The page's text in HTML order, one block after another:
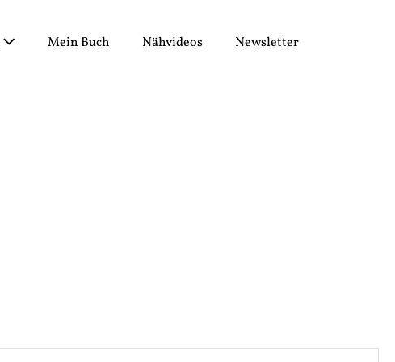
Mein Buch Nähvideos Newsletter